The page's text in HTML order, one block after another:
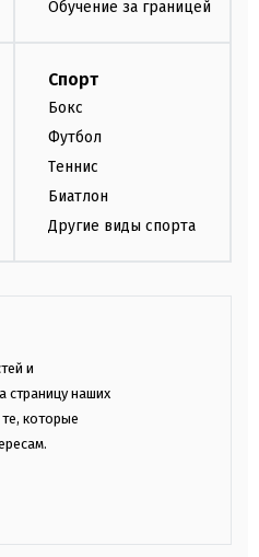
Обучение за границей
Спорт
Бокс
Футбол
Теннис
Биатлон
Другие виды спорта
и
страницу наших
которые